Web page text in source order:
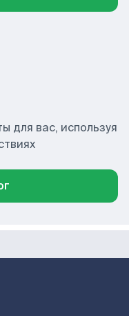
для вас, используя